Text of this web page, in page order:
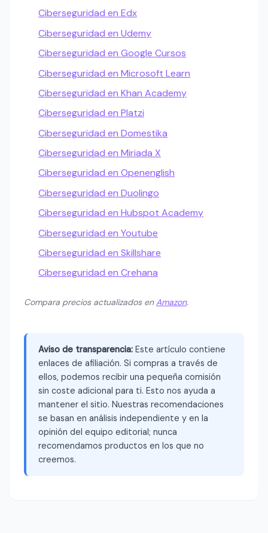
Ciberseguridad en Edx
Ciberseguridad en Udemy
Ciberseguridad en Google Cursos
Ciberseguridad en Microsoft Learn
Ciberseguridad en Khan Academy
Ciberseguridad en Platzi
Ciberseguridad en Domestika
Ciberseguridad en Miriada X
Ciberseguridad en Openenglish
Ciberseguridad en Duolingo
Ciberseguridad en Hubspot Academy
Ciberseguridad en Youtube
Ciberseguridad en Skillshare
Ciberseguridad en Crehana
Compara precios actualizados enAmazon.
Aviso de transparencia: Este artículo contiene
enlaces de afiliación. Si compras a través de
ellos, podemos recibir una pequeña comisión
sin coste adicional para ti. Esto nos ayuda a
mantener el sitio. Nuestras recomendaciones
se basan en análisis independiente y en la
opinión del equipo editorial; nunca
recomendamos productos en los que no
creemos.